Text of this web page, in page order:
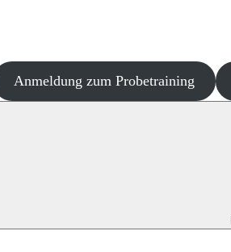
Anmeldung zum Probetraining